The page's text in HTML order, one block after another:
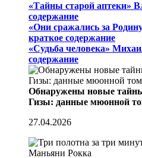
«Тайны старой аптеки»
содержание
«Они сражались за
краткое содержание
«Судьба человека»
содержание
Обнаружены новые
Гизы: данные мюонной
27.04.2026